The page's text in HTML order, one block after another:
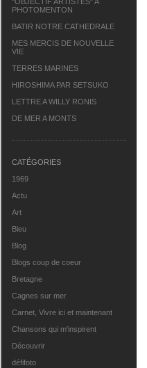
PHOTOMENTON
BATIR NOTRE CATHEDRALE
MES MERCIS DE NOUVELLE
VIE
TERRES MARINES
HIROSHIMA PAR SETSUKO
LETTRE A WILLY RONIS
DE MER A MONTS
CATÉGORIES
1969
Actu
Art
Bleu
Blog
Blogs coup de coeur
Bretagne
Cagnes sur mer
Carnet, Vivre ici et maintenant
Chansons qui m'inspirent
Découvrir
défifoto